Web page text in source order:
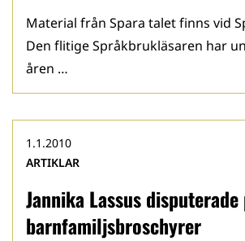
Material från Spara talet finns vid
Den flitige Språkbrukläsaren har
åren …
Jannika Lassus disputerade
barnfamiljsbroschyrer
1.1.2010
ARTIKLAR